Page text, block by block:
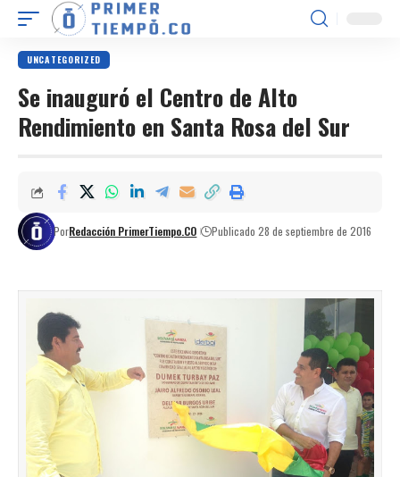
UNCATEGORIZED
Se inauguró el Centro de Alto
Rendimiento en Santa Rosa del Sur
PorRedacción PrimerTiempo.CO Publicado 28 de septiembre de 2016